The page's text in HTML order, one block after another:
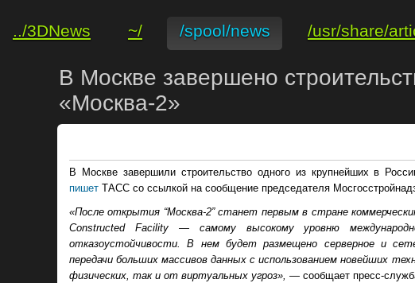
../3DNews ~/ /spool/news /usr/share/
В Москве завершено
«Москва-2»
В Москве завершили строительство одного из крупнейших в
пишет ТАСС со ссылкой на сообщение председателя
«После открытия “Москва-2” станет первым в стране
Constructed Facility — самому высокому уровню
отказоустойчивости. В нем будет размещено серверное и
передачи больших массивов данных с использованием новейших
физических, так и от виртуальных угроз», — сообщает пресс-